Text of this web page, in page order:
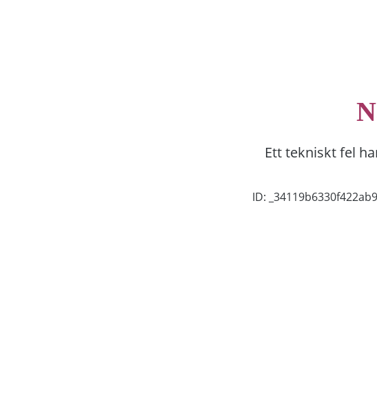
Ett tekniskt fel
ID: